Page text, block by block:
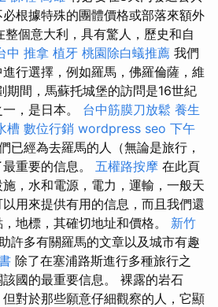
根據特殊的團體價格或部落來額外
整個意大利，具有驚人，歷史和自
中 推拿 植牙 桃園除白蟻推薦 我們
行選擇，例如羅馬，佛羅倫薩，維
期間，馬蘇托城堡的訪問是16世紀
，是日本。 台中筋膜刀放鬆 養生
槽 數位行銷 wordpress seo 下午
已經為去羅馬的人（無論是旅行，
重要的信息。 五權路按摩 在此頁
，水和電源，電力，運輸，一般天
用來提供有用的信息，而且我們還
地標，其確切地址和價格。 新竹
許多有關羅馬的文章以及城市有趣
除了在塞浦路斯進行多種旅行之
國的最重要信息。 裸露的岩石
對於那些願意仔細觀察的人，它顯